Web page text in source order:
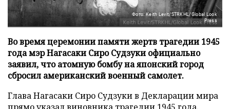
Фото: Keith Levit/STRKHL/Global Look
Press
Во время церемонии памяти жертв трагедии 1945
года мэр Нагасаки Сиро Судзуки официально
заявил, что атомную бомбу на японский город
сбросил американский военный самолет.
Глава Нагасаки Сиро Судзуки в Декларации мира